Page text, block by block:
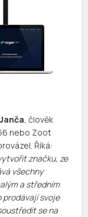
, člověk
nebo Zoot
Říká:
značku, ze
všechny
a středním
prodávají svoje
se na